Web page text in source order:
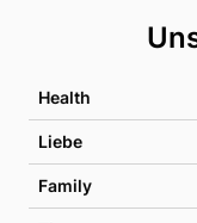
Health
Liebe
Family